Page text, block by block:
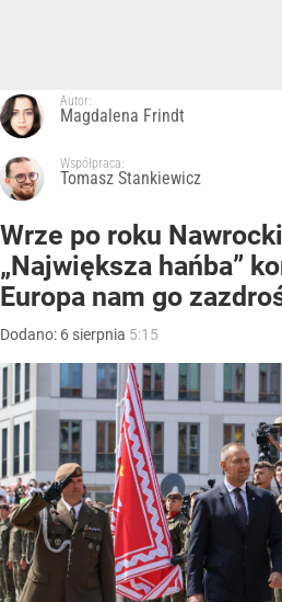
Autor:
Magdalena Frindt
Współpraca:
Tomasz Stankiewicz
Wrze po roku
„Największa hańba”
Europa nam go
Dodano: 6 sierpnia 5:15